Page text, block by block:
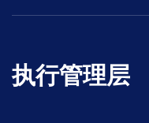
执行管理层